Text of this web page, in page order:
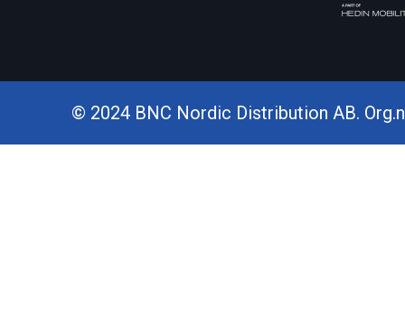
© 2024 BNC Nordic Distribution AB.